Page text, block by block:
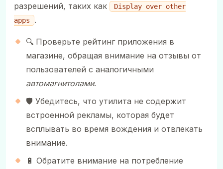
разрешений, таких как
Display over other
apps
.
🔍 Проверьте рейтинг приложения в
магазине, обращая внимание на отзывы от
пользователей с аналогичными
автомагнитолами.
🛡️ Убедитесь, что утилита не содержит
встроенной рекламы, которая будет
всплывать во время вождения и отвлекать
внимание.
🔋 Обратите внимание на потребление